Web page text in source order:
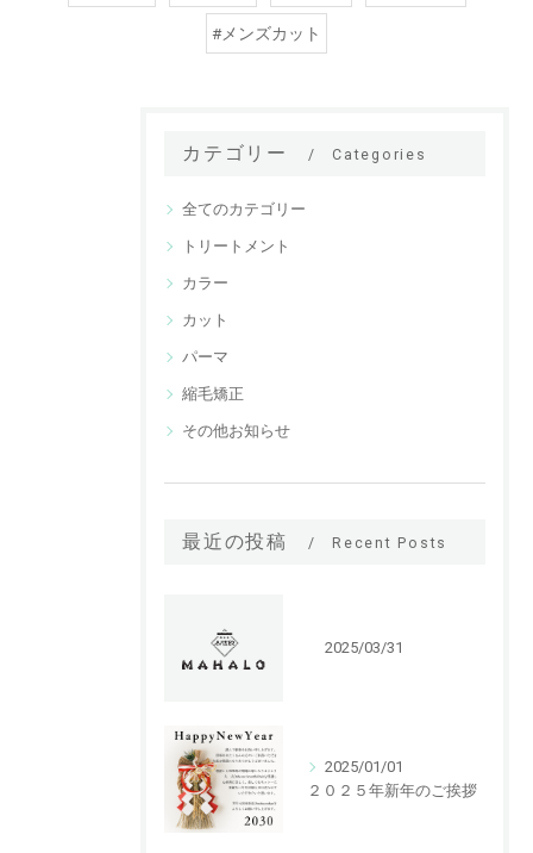
#メンズカット
カテゴリー Categories
全てのカテゴリー
トリートメント
カラー
カット
パーマ
縮毛矯正
その他お知らせ
最近の投稿 Recent Posts
2025/03/31
2025/01/01
２０２５年新年のご挨拶